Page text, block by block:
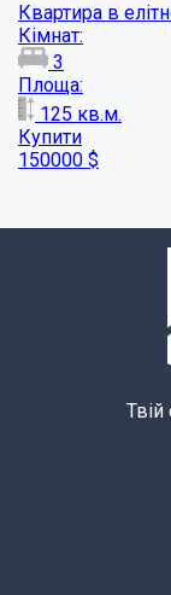
Найдешевша
Кімнат:
3
Площа:
155 кв.м.
Купити
108360 $
Твій